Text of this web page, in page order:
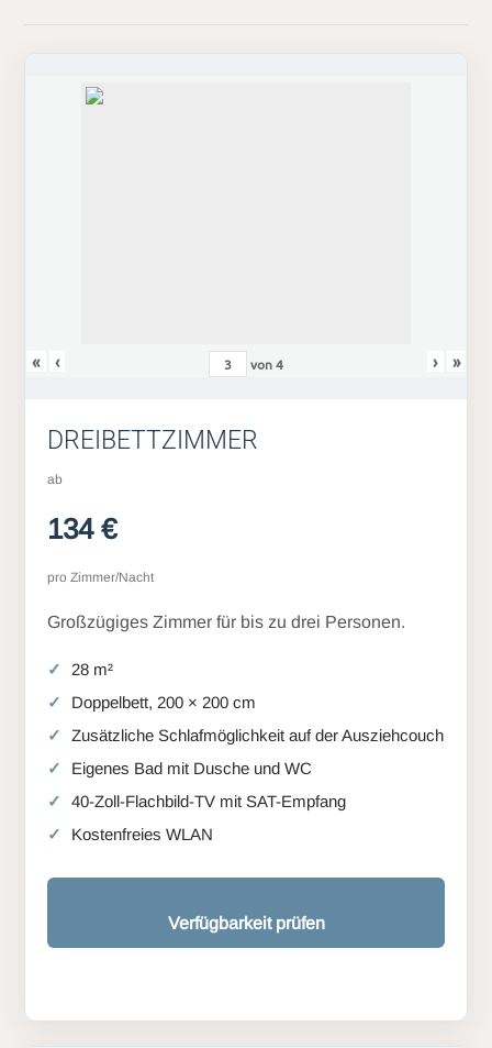
« ‹ von4 › »
DREIBETTZIMMER
ab
134 €
pro Zimmer/Nacht
Großzügiges Zimmer für bis zu drei Personen.
28 m²
Doppelbett, 200 × 200 cm
Zusätzliche Schlafmöglichkeit auf der Ausziehcouch
Eigenes Bad mit Dusche und WC
40-Zoll-Flachbild-TV mit SAT-Empfang
Kostenfreies WLAN
Verfügbarkeit prüfen